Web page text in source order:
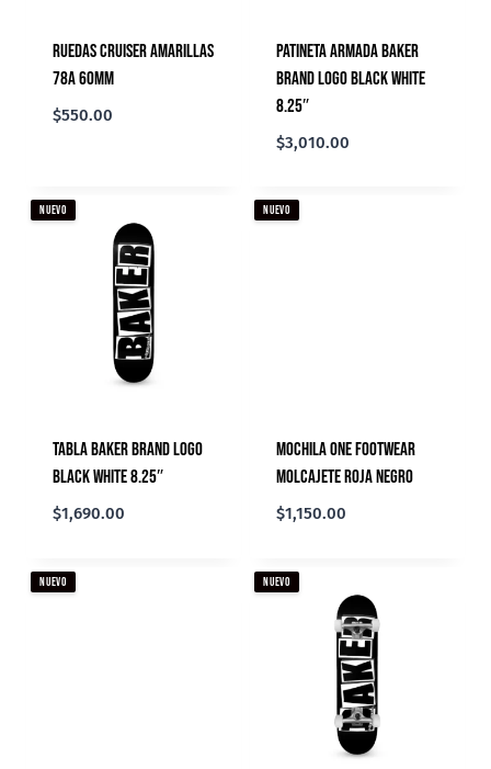
Ruedas Cruiser Amarillas
78A 60mm
$550.00
Patineta Armada Baker
Brand Logo Black White
8.25″
$3,010.00
NUEVO
Tabla Baker Brand Logo
Black White 8.25″
$1,690.00
NUEVO
Mochila ONE Footwear
Molcajete Roja Negro
$1,150.00
NUEVO NUEVO